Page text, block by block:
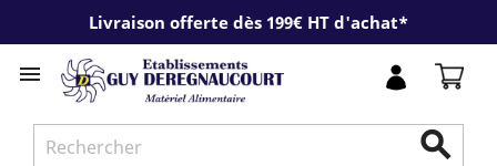
Livraison offerte dès 199€ HT d'achat*

